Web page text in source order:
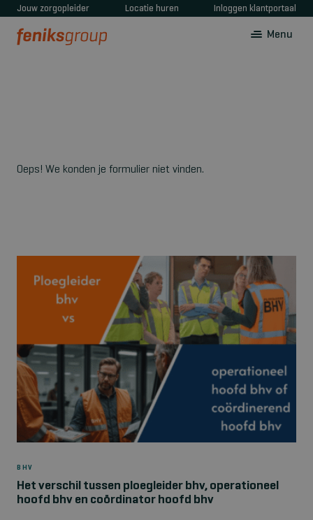
Jouw zorgopleider Locatie huren Inloggen klantportaal
Menu
Oeps! We konden je formulier niet vinden.
BHV
Het verschil tussen ploegleider bhv, operationeel
hoofd bhv en coördinator hoofd bhv